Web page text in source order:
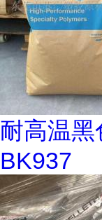
耐高温
BK937